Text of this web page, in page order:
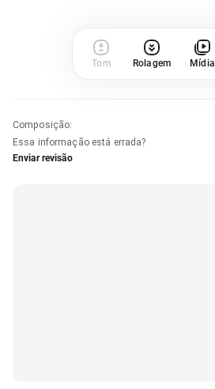
Tom Rolagem Mídia
Composição:
Essa informação está errada?
Enviar revisão